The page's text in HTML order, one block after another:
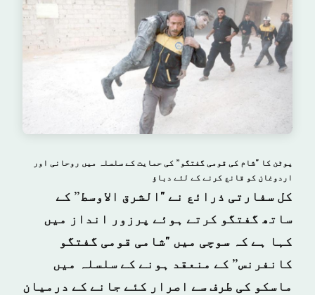
پوٹن کا "شام کی قومی گفتگو” کی حمایت کے سلسلہ میں روحانی اور
اردوغان کو قانع کرنے کے لئے دباؤ
کل سفارتی ذرائع نے "الشرق الاوسط” کے
ساتھ گفتگو کرتے ہوئے پرزور انداز میں
کہا ہے کہ سوچی میں "شامی قومی گفتگو
کانفرنس” کے منعقد ہونے کے سلسلہ میں
ماسکو کی طرف سے اصرار کئے جانے کے درمیان